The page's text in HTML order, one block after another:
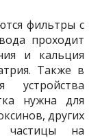
фильтры с
проходит
и кальция
Также в
устройства
нужна для
других
частицы на